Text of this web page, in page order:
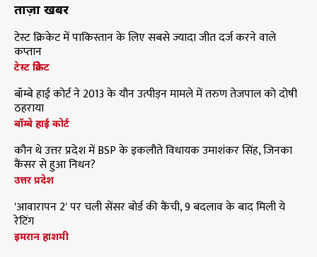
ताज़ा खबरें
टेस्ट क्रिकेट में पाकिस्तान के लिए सबसे ज्यादा जीत दर्ज करने वाले
कप्तान
टेस्ट क्रिकेट
बॉम्बे हाई कोर्ट ने 2013 के यौन उत्पीड़न मामले में तरुण तेजपाल को दोषी
ठहराया
बॉम्बे हाई कोर्ट
कौन थे उत्तर प्रदेश में BSP के इकलौते विधायक उमाशंकर सिंह, जिनका
कैंसर से हुआ निधन?
उत्तर प्रदेश
'आवारापन 2' पर चली सेंसर बोर्ड की कैंची, 9 बदलाव के बाद मिली ये
रेटिंग
इमरान हाशमी